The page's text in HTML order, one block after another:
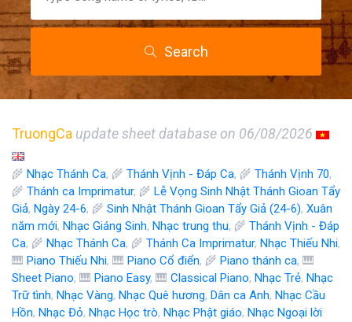
Search
TruongCa update sheet database on 06/08/2026
🌾 Nhạc Thánh Ca, 🌾 Thánh Vịnh - Đáp Ca, 🌾 Thánh Vịnh 70,
🌾 Thánh ca Imprimatur, 🌾 Lễ Vọng Sinh Nhật Thánh Gioan Tẩy
Giả, Ngày 24-6, 🌾 Sinh Nhật Thánh Gioan Tẩy Giả (24-6), Xuân
năm mới, Nhạc Giáng Sinh, Nhạc trung thu, 🌾 Thánh Vịnh - Đáp
Ca, 🌾 Nhạc Thánh Ca, 🌾 Thánh Ca Imprimatur, Nhạc Thiếu Nhi,
🎹 Piano Thiếu Nhi, 🎹 Piano Cổ điển, 🌾 Piano thánh ca, 🎹
Sheet Piano, 🎹 Piano Easy, 🎹 Classical Piano, Nhạc Trẻ, Nhạc
Trữ tình, Nhạc Vàng, Nhạc Quê hương, Dân ca Anh, Nhạc Cầu
Hồn, Nhạc Đỏ, Nhạc Học trò, Nhạc Phật giáo, Nhạc Ngoại lời